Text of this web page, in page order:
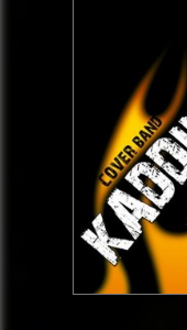
ДОВІДКА